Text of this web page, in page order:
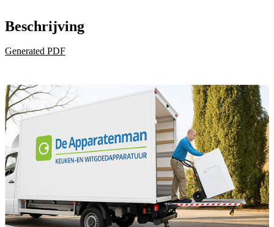
Beschrijving
Generated PDF